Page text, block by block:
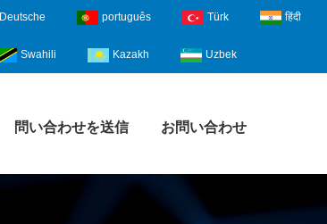
Deutsche português Türk हिंदी
Swahili Kazakh Uzbek
問い合わせを送信 お問い合わせ